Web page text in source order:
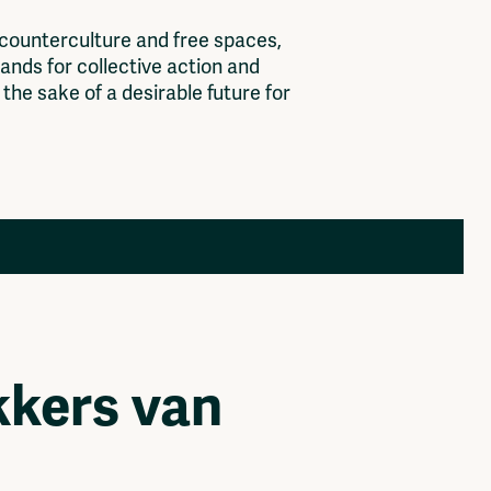
countercu ture and free spaces,
ands for col ective action and
the sake of a desirabl e future for
van